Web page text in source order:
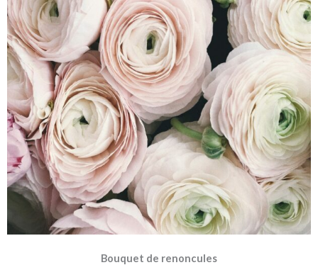
Bouquet de renoncules